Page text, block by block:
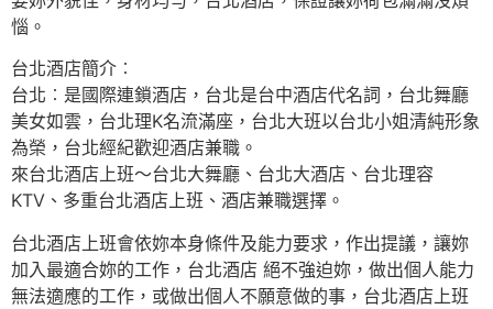
惱。
台北酒店簡介︰
台北︰是國際連鎖酒店，台北是台中酒店代名詞，台北舞廳
美女如雲，台北理K名流滿座，台北大班以台北小姐清純形象
為榮，台北經紀歡迎酒店兼職。
來台北酒店上班～台北大舞廳、台北大酒店、台北理容
KTV、多重台北酒店上班、酒店兼職選擇。
台北酒店上班會依妳本身條件及能力要求，作出提議，讓妳
加入最適合妳的工作，台北酒店 絕不強迫妳，做出個人能力
無法適應的工作，或做出個人不願意做的事，台北酒店上班